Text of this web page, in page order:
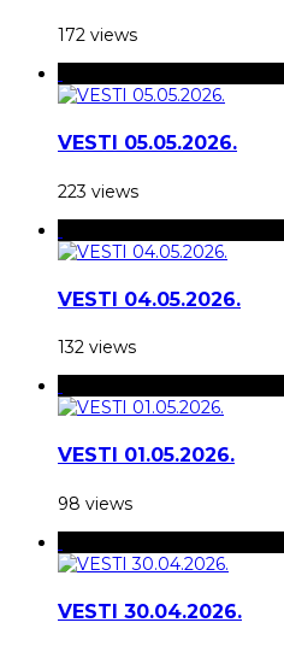
172 views
VESTI 05.05.2026.
223 views
VESTI 04.05.2026.
132 views
VESTI 01.05.2026.
98 views
VESTI 30.04.2026.